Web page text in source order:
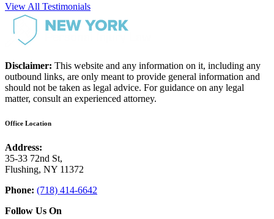
View All Testimonials
Disclaimer: This website and any information on it, including any
outbound links, are only meant to provide general information and
should not be taken as legal advice. For guidance on any legal
matter, consult an experienced attorney.
Office Location
Address:
35-33 72nd St,
Flushing, NY 11372
Phone: (718) 414-6642
Follow Us On